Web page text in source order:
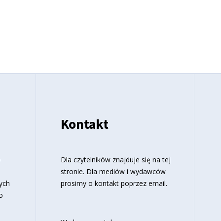
Kontakt
Dla czytelników znajduje się na tej
stronie. Dla mediów i wydawców
prosimy o kontakt poprzez email.